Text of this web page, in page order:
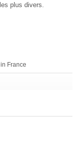
plus divers.
France